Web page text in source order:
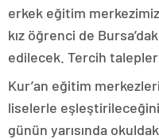
erkek eğitim
kız öğrenci de
edilecek. Tercih talepleri
Kur’an eğitim
liselerle
günün yarısında